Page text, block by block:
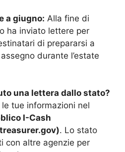
a giugno: Alla fine di
ha inviato lettere per
di prepararsi a
durante l’estate
una lettera dallo stato?
tue informazioni nel
I-Cash
. Lo stato
con altre agenzie per